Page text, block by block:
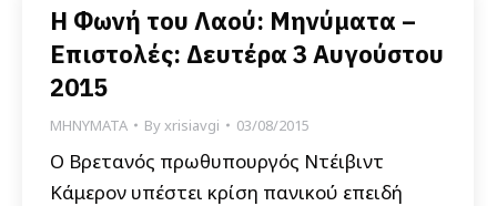
Η Φωνή του Λαού: Μηνύματα –
Επιστολές: Δευτέρα 3 Αυγούστου
2015
ΜΗΝΥΜΑΤΑ Byxrisiavgi 03/08/2015
Ο Βρετανός πρωθυπουργός Ντέιβιντ
Κάμερον υπέστει κρίση πανικού επειδή